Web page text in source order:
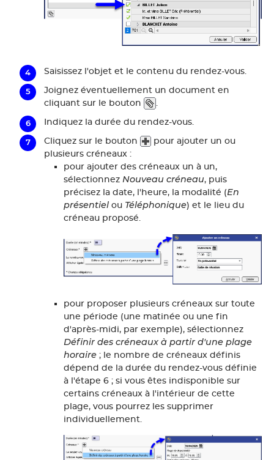
Saisissez l'objet et le contenu du rendez-vous.
Joignez éventuellement un document en
cliquant sur le bouton
.
Indiquez la durée du rendez-vous.
Cliquez sur le bouton
pour ajouter un ou
plusieurs créneaux :
pour ajouter des créneaux un à un,
sélectionnez Nouveau créneau, puis
précisez la date, l'heure, la modalité (En
présentiel ou Téléphonique) et le lieu du
créneau proposé.
pour proposer plusieurs créneaux sur toute
une période (une matinée ou une fin
d'après-midi, par exemple), sélectionnez
Définir des créneaux à partir d'une plage
horaire ; le nombre de créneaux définis
dépend de la durée du rendez-vous définie
à l'étape 6 ; si vous êtes indisponible sur
certains créneaux à l'intérieur de cette
plage, vous pourrez les supprimer
individuellement.